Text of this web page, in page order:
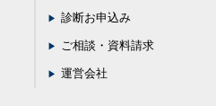
診断お申込み
ご相談・資料請求
運営会社